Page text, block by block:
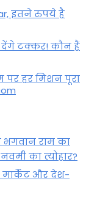
इतने रुपये है
देंगे टक्कर! कौन हैं
पर हर मिशन पूरा
भगवान राम का
का त्योहार?
और देश-